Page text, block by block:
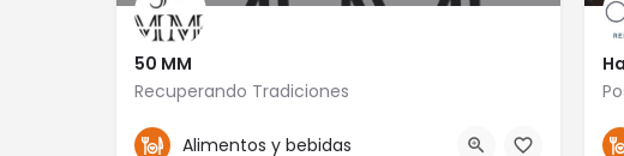
50 MM
Recuperando Tradiciones
9381066625
Alimentos y bebidas